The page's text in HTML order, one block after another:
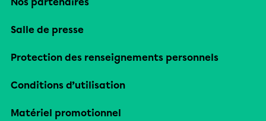
Salle de presse
Protection des renseignements personnels
Conditions d’utilisation
Matériel promotionnel